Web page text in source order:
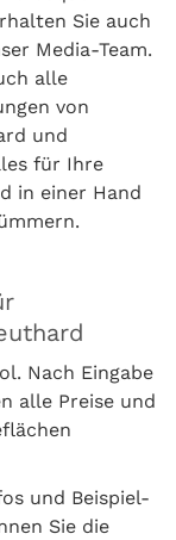
Sie auch
Media-Team.
alle
von
und
für Ihre
in einer Hand
Nach Eingabe
alle Preise und
und Beispiel-
Sie die